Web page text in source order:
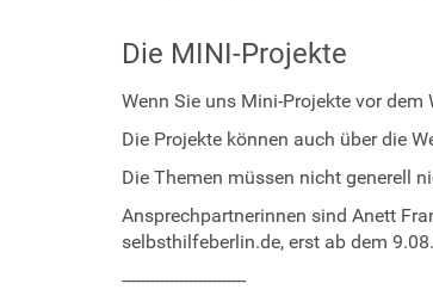
o
e
d
e
r
Die MINI-Projekte
Wenn Sie uns Mini-Projekte vor
Die Projekte können auch über die
Die Themen müssen nicht generell
Ansprechpartnerinnen sind Anett
selbsthilfeberlin.de, erst ab dem
--------------------------